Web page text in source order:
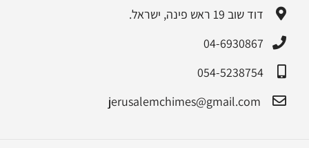
דוד שוב 19 ראש פינה, ישראל.
04-6930867
054-5238754